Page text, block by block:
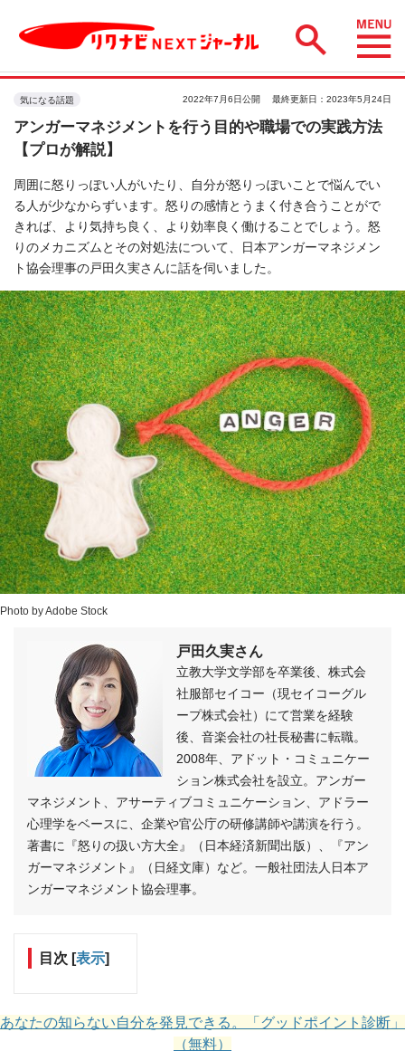
気になる話題 2022年7月6日公開 最終更新日：2023年5月24日
アンガーマネジメントを行う目的や職場での実践方法
【プロが解説】
周囲に怒りっぽい人がいたり、自分が怒りっぽいことで悩んでい
る人が少なからずいます。怒りの感情とうまく付き合うことがで
きれば、より気持ち良く、より効率良く働けることでしょう。怒
りのメカニズムとその対処法について、日本アンガーマネジメン
ト協会理事の戸田久実さんに話を伺いました。
Photo by Adobe Stock
戸田久実さん
立教大学文学部を卒業後、株式会
社服部セイコー（現セイコーグル
ープ株式会社）にて営業を経験
後、音楽会社の社長秘書に転職。
2008年、アドット・コミュニケー
ション株式会社を設立。アンガー
マネジメント、アサーティブコミュニケーション、アドラー
心理学をベースに、企業や官公庁の研修講師や講演を行う。
著書に『怒りの扱い方大全』（日本経済新聞出版）、『アン
ガーマネジメント』（日経文庫）など。一般社団法人日本ア
ンガーマネジメント協会理事。
目次 [表示]
あなたの知らない自分を発見できる。「グッドポイント診断」
（無料）